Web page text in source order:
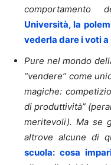
Università, la
vederla dare i voti
Pure nel mondo
“vendere” come
magiche:
di produttività”
meritevoli). Ma se
altrove alcune di
scuola: cosa